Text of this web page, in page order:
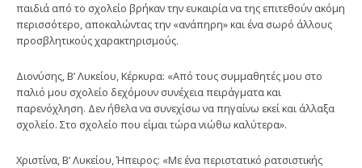
παιδιά από το σχολείο βρήκαν την ευκαιρία να της επιτεθούν ακόμη
περισσότερο, αποκαλώντας την «ανάπηρη» και ένα σωρό άλλους
προσβλητικούς χαρακτηρισμούς.
Διονύσης, Β’ Λυκείου, Κέρκυρα: «Από τους συμμαθητές μου στο
παλιό μου σχολείο δεχόμουν συνέχεια πειράγματα και
παρενόχληση. Δεν ήθελα να συνεχίσω να πηγαίνω εκεί και άλλαξα
σχολείο. Στο σχολείο που είμαι τώρα νιώθω καλύτερα».
Χριστίνα, Β’ Λυκείου, Ήπειρος: «Με ένα περιστατικό ρατσιστικής